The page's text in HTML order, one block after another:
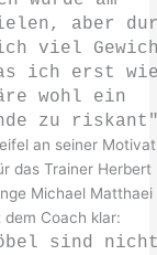
aber
viel
ich erst
wohl ein
zu
an seiner
das Trainer Herbert
Michael Matthaei
Coach klar:
sind